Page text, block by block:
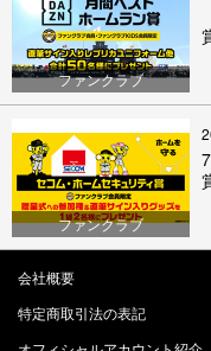
ファンクラブ
ファンクラブ
会社概要
特定商取引法の表記